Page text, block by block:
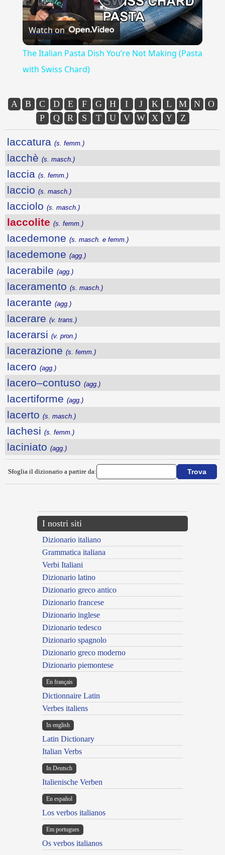
Play
Video
Watch on
The Italian Pasta Dish You’re Not Making (Pasta
with Swiss Chard)
A B C D E F G H I J K L M N
O
P
Q R S T U V W X Y Z
laccatura (s. femm.)
lacchè (s. masch.)
laccia (s. femm.)
laccio (s. masch.)
lacciolo (s. masch.)
laccolite (s. femm.)
lacedemone (s. masch. e femm.)
lacedemone (agg.)
lacerabile (agg.)
laceramento (s. masch.)
lacerante (agg.)
lacerare (v. trans.)
lacerarsi (v. pron.)
lacerazione (s. femm.)
lacero (agg.)
lacero–contuso (agg.)
lacertiforme (agg.)
lacerto (s. masch.)
lachesi (s. femm.)
laciniato (agg.)
Sfoglia il dizionario a partire da:
I nostri siti
Dizionario italiano
Grammatica italiana
Verbi Italiani
Dizionario latino
Dizionario greco antico
Dizionario francese
Dizionario inglese
Dizionario tedesco
Dizionario spagnolo
Dizionario greco moderno
Dizionario piemontese
En français
Dictionnaire Latin
Verbes italiens
In english
Latin Dictionary
Italian Verbs
In Deutsch
Italienische Verben
En español
Los verbos italianos
Em portugues
Os verbos italianos